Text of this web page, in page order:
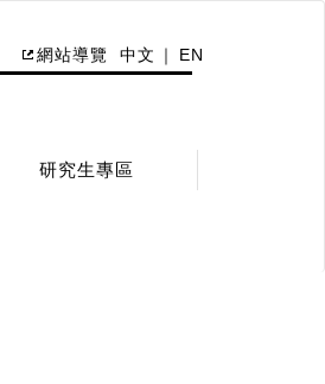
網站導覽 中文 EN
研究生專區